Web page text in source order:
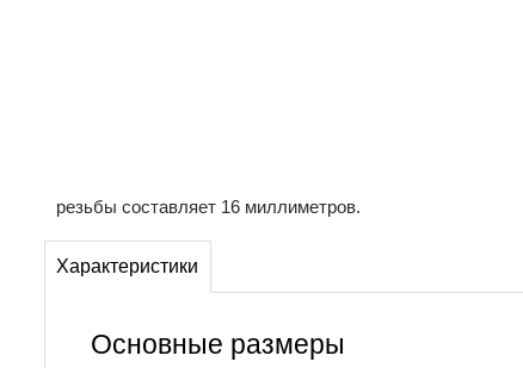
резьбы составляет 16 миллиметров.
Характеристики
Основные размеры